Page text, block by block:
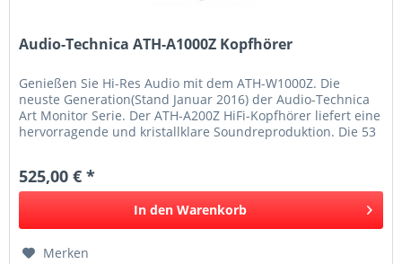
Audio-Technica ATH-A1000Z Kopfhörer
Genießen Sie Hi-Res Audio mit dem ATH-W1000Z. Die
neuste Generation(Stand Januar 2016) der Audio-Technica
Art Monitor Serie. Der ATH-A200Z HiFi-Kopfhörer liefert eine
hervorragende und kristallklare Soundreproduktion. Die 53
525,00 € *
In den Warenkorb
Merken